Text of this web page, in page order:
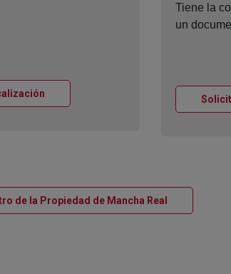
Ventana nueva
Tiene la
un
de la Propiedad de Mancha Real